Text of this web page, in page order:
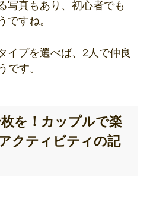
写真もあり、初心者でも
ですね。
イプを選べば、2人で仲良
です。
を！カップルで楽
クティビティの記